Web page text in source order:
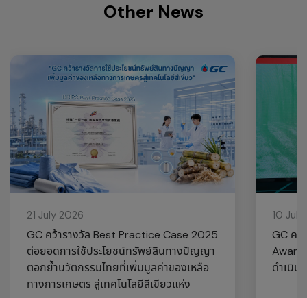
Other News
21 July 2026
GC คว้ารางวัล Best Practice Case 2025
ต่อยอดการใช้ประโยชน์ทรัพย์สินทางปัญญา
ตอกย้ำนวัตกรรมไทยที่เพิ่มมูลค่าของเหลือ
ทางการเกษตร สู่เทคโนโลยีสีเขียวแห่ง
10
GC คว้
ดำเนิน